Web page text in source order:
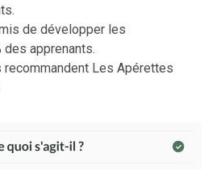
de développer les
apprenants.
recommandent Les Apérettes